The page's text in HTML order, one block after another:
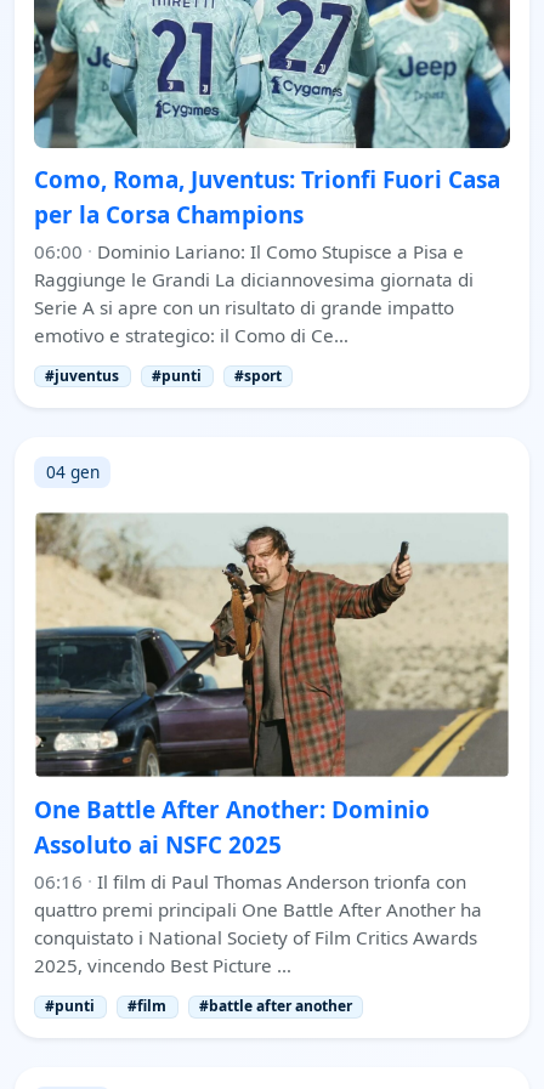
Como, Roma, Juventus: Trionfi Fuori Casa
per la Corsa Champions
06:00 · Dominio Lariano: Il Como Stupisce a Pisa e
Raggiunge le Grandi La diciannovesima giornata di
Serie A si apre con un risultato di grande impatto
emotivo e strategico: il Como di Ce…
#juventus #punti #sport
04 gen
One Battle After Another: Dominio
Assoluto ai NSFC 2025
06:16 · Il film di Paul Thomas Anderson trionfa con
quattro premi principali One Battle After Another ha
conquistato i National Society of Film Critics Awards
2025, vincendo Best Picture …
#punti #film #battle after another